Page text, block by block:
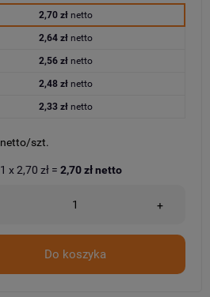
2,70 złnetto
2,64 złnetto
2,56 złnetto
2,48 złnetto
2,33 złnetto
netto/szt.
+
Do koszyka
1 x2,70 zł = 2,70 złnetto